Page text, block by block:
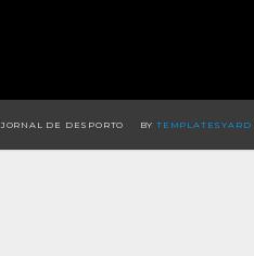
JORNAL DE DESPORTO BY TEMPLATESYARD